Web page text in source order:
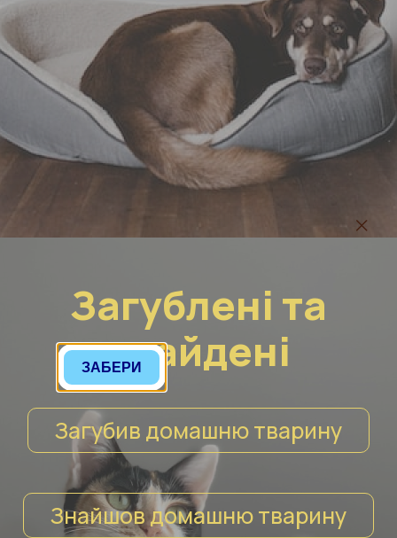
Загублені та
знайдені
Загубив домашню тварину
Знайшов домашню тварину
ЗАБЕРИ